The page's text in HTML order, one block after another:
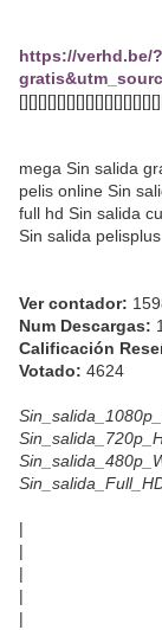
https://verhd.be/
mega Sin salida
pelis online Sin
full hd Sin salida
Sin salida
Ver contador:
Num Descargas:
Calificación
Votado: 4624
|
|
|
|
|